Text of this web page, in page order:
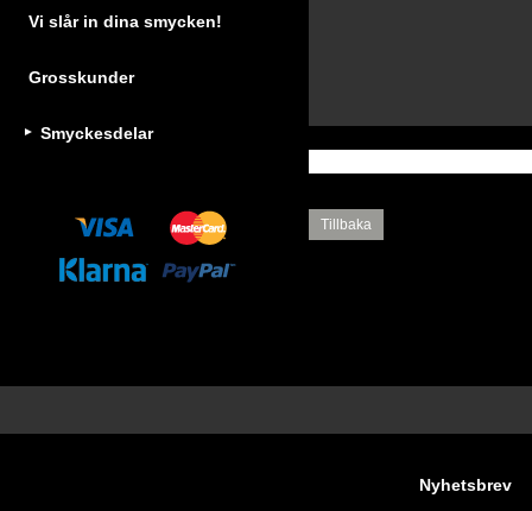
Vi slår in dina smycken!
Grosskunder
Smyckesdelar
Tillbaka
Nyhetsbrev